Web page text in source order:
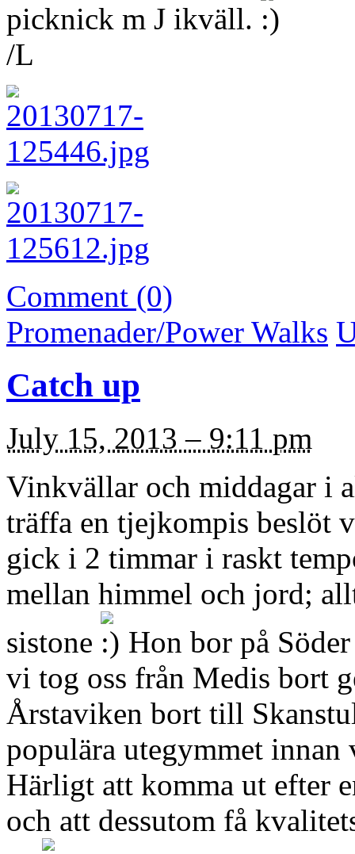
picknick m J ikväll.
/L
Comment (0)
Promenader/Power Walks
Catch up
July 15, 2013 – 9:11 pm
Vinkvällar och middagar i
träffa en tjejkompis beslöt
gick i 2 timmar i raskt
mellan himmel och jord;
sistone
Hon bor på
vi tog oss från Medis bort
Årstaviken bort till
populära utegymmet
Härligt att komma ut efter
och att dessutom få